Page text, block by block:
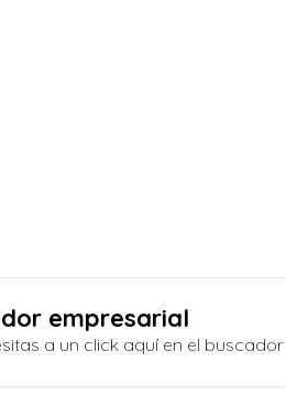
empresarial
a un click aquí en el